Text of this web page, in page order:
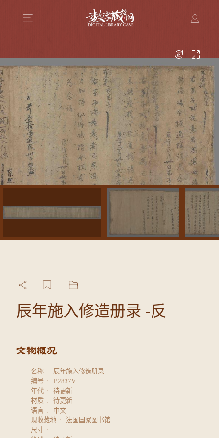
辰年施入修造册录 -反
名称
辰年施入修造册录
编号
P.2837V
年代
待更新
材质
待更新
语言
中文
现收藏地
法国国家图书馆
尺寸